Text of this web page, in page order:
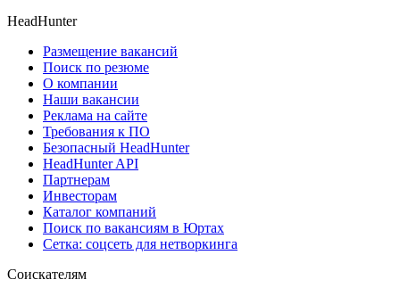
HeadHunter
Размещение вакансий
Поиск по резюме
О компании
Наши вакансии
Реклама на сайте
Требования к ПО
Безопасный HeadHunter
HeadHunter API
Партнерам
Инвесторам
Каталог компаний
Поиск по вакансиям в Юртах
Сетка: соцсеть для нетворкинга
Соискателям